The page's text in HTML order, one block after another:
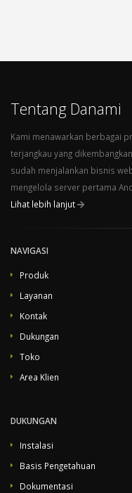
Tentang Danami
Kami menawarkan berbagai
terjangkau yang
sudah menjalankan bisnis
mengelola server pertama
Lihat lebih lanjut
NAVIGASI
Produk
Layanan
Kontak
Dukungan
Toko
Area Klien
DUKUNGAN
Instalasi
Basis Pengetahuan
Dokumentasi